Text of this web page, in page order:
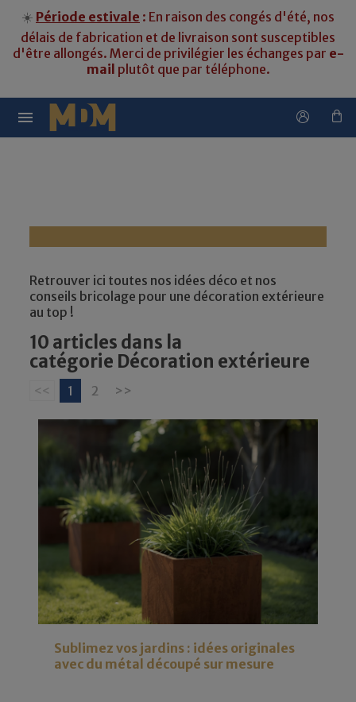
☀️ Période estivale : En raison des congés d'été, nos
délais de fabrication et de livraison sont susceptibles
d'être allongés. Merci de privilégier les échanges par e-
mail plutôt que par téléphone.

Retrouver ici toutes nos idées déco et nos
conseils bricolage pour une décoration extérieure
au top !
10 articles dans la
catégorie Décoration extérieure
<< 1 2 >>
Sublimez vos jardins : idées originales
avec du métal découpé sur mesure